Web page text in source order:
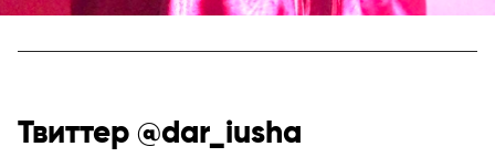
Твиттер @dar_iusha